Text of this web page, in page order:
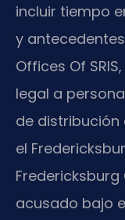
incluir tiempo
y
Offices Of
legal a
de
el
acusado bajo